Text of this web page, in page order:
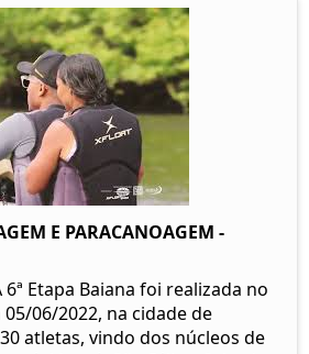
E PARACANOAGEM -
Etapa Baiana foi realizada no
06/2022, na cidade de
atletas, vindo dos núcleos de